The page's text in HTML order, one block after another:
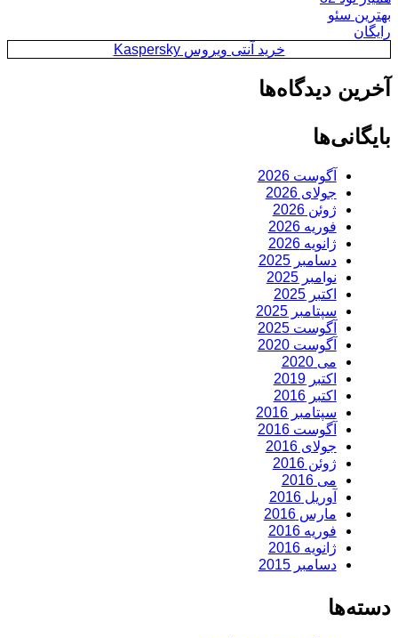
بهترین سئو
رایگان
خرید آنتی ویروس Kaspersky
آخرین دیدگاه‌ها
بایگانی‌ها
آگوست 2026
جولای 2026
ژوئن 2026
فوریه 2026
ژانویه 2026
دسامبر 2025
نوامبر 2025
اکتبر 2025
سپتامبر 2025
آگوست 2025
آگوست 2020
می 2020
اکتبر 2019
اکتبر 2016
سپتامبر 2016
آگوست 2016
جولای 2016
ژوئن 2016
می 2016
آوریل 2016
مارس 2016
فوریه 2016
ژانویه 2016
دسامبر 2015
دسته‌ها